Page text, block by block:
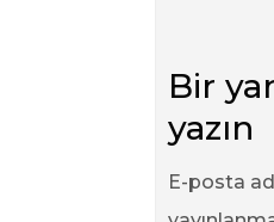
Bir
yazın
E-posta